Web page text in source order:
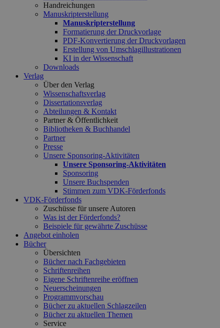
Handreichungen
Manuskripterstellung
Manuskripterstellung
Formatierung der Druckvorlage
PDF-Konvertierung der Druckvorlagen
Erstellung von Umschlagillustrationen
KI in der Wissenschaft
Downloads
Verlag
Über den Verlag
Wissenschaftsverlag
Dissertationsverlag
Abteilungen & Kontakt
Partner & Öffentlichkeit
Bibliotheken & Buchhandel
Partner
Presse
Unsere Sponsoring-Aktivitäten
Unsere Sponsoring-Aktivitäten
Sponsoring
Unsere Buchspenden
Stimmen zum VDK-Förderfonds
VDK-Förderfonds
Zuschüsse für unsere Autoren
Was ist der Förderfonds?
Beispiele für gewährte Zuschüsse
Angebot einholen
Bücher
Übersichten
Bücher nach Fachgebieten
Schriftenreihen
Eigene Schriftenreihe eröffnen
Neuerscheinungen
Programmvorschau
Bücher zu aktuellen Schlagzeilen
Bücher zu aktuellen Themen
Service